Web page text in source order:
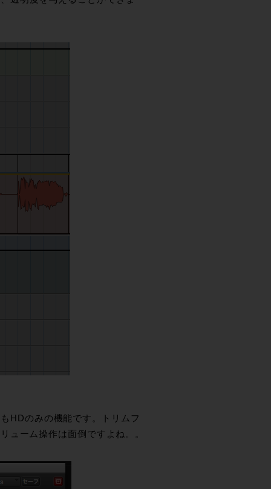
HDのみの機能です。トリムフ
ューム操作は面倒ですよね。。